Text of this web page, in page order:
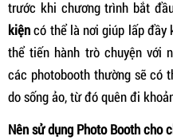
trước khi chương trình bắt
kiệncó thể là nơi giúp lấp đầy
thể tiến hành trò chuyện với
các photobooth thường sẽ có
do sống ảo, từ đó quên đi
Nên sử dụng Photo Booth cho